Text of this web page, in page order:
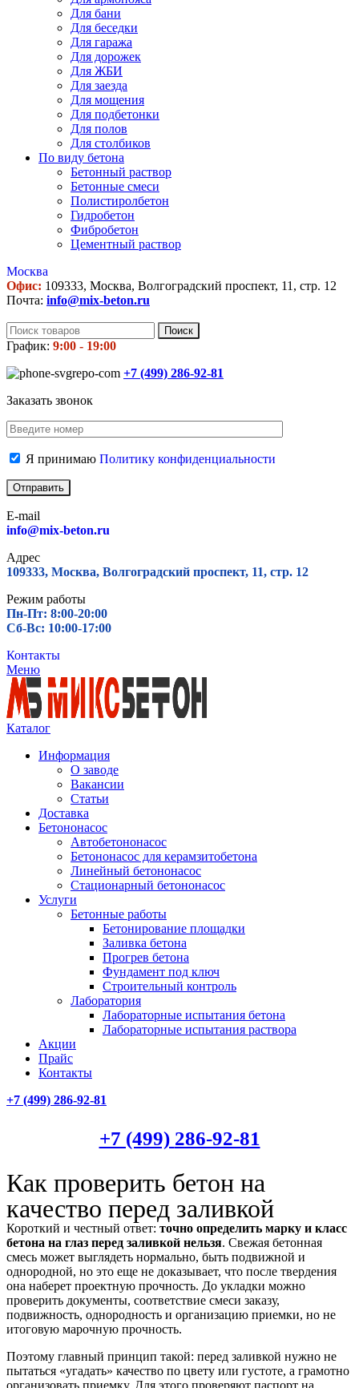
Для бани
Для беседки
Для гаража
Для дорожек
Для ЖБИ
Для заезда
Для мощения
Для подбетонки
Для полов
Для столбиков
По виду бетона
Бетонный раствор
Бетонные смеси
Полистиролбетон
Гидробетон
Фибробетон
Цементный раствор
Москва
Офис: 109333, Москва, Волгоградский проспект, 11, стр. 12
Почта: info@mix-beton.ru
Поиск
График: 9:00 - 19:00
+7 (499) 286-92-81
Заказать звонок
Я принимаю Политику конфиденциальности
E-mail
info@mix-beton.ru
Адрес
109333, Москва, Волгоградский проспект, 11, стр. 12
Режим работы
Пн-Пт: 8:00-20:00
Сб-Вс: 10:00-17:00
Контакты
Меню
Каталог
Информация
О заводе
Вакансии
Статьи
Доставка
Бетононасос
Автобетононасос
Бетононасос для керамзитобетона
Линейный бетононасос
Стационарный бетононасос
Услуги
Бетонные работы
Бетонирование площадки
Заливка бетона
Прогрев бетона
Фундамент под ключ
Строительный контроль
Лаборатория
Лабораторные испытания бетона
Лабораторные испытания раствора
Акции
Прайс
Контакты
+7 (499) 286-92-81
+7 (499) 286-92-81
Как проверить бетон на
качество перед заливкой
Короткий и честный ответ: точно определить марку и класс
бетона на глаз перед заливкой нельзя. Свежая бетонная
смесь может выглядеть нормально, быть подвижной и
однородной, но это еще не доказывает, что после твердения
она наберет проектную прочность. До укладки можно
проверить документы, соответствие смеси заказу,
подвижность, однородность и организацию приемки, но не
итоговую марочную прочность.
Поэтому главный принцип такой: перед заливкой нужно не
пытаться «угадать» качество по цвету или густоте, а грамотно
организовать приемку. Для этого проверяют паспорт на